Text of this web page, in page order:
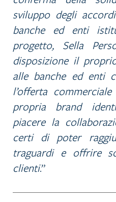
sviluppo degli
banche ed enti
progetto, Sella
disposizione il
alle banche ed enti
l’offerta
propria brand
piacere la
certi di poter
traguardi e offrire
clienti.”